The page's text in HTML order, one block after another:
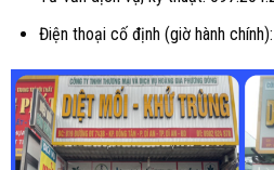
Điện thoại cố định (giờ hành